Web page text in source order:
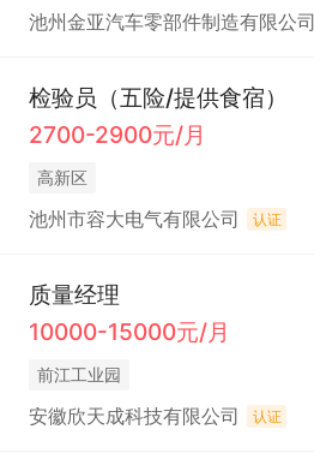
池州金亚汽车零部件制造有限公司
检验员（五险/提供食宿）
2700-2900元/月
高新区
池州市容大电气有限公司 认证
质量经理
10000-15000元/月
前江工业园
安徽欣天成科技有限公司 认证